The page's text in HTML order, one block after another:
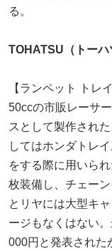
る。
TOHATSU（トーハ
【ランペット トレ
50ccの市販レーサ
スとして製作され
してはホンダトレ
をする際に用いら
枚装備し、チェー
とリヤには大型キ
ージもなくはない
000円と発表された